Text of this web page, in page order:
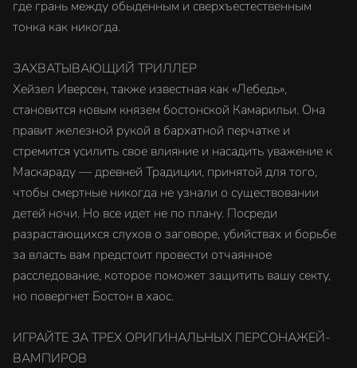
где грань между обыденным и сверхъестественным
тонка как никогда.
ЗАХВАТЫВАЮЩИЙ ТРИЛЛЕР
Хейзел Иверсен, также известная как «Лебедь»,
становится новым князем бостонской Камарильи. Она
правит железной рукой в бархатной перчатке и
стремится усилить свое влияние и насадить уважение к
Маскараду — древней Традиции, принятой для того,
чтобы смертные никогда не узнали о существовании
детей ночи. Но все идет не по плану. Посреди
разрастающихся слухов о заговоре, убийствах и борьбе
за власть вам предстоит провести отчаянное
расследование, которое поможет защитить вашу секту,
но повергнет Бостон в хаос.
ИГРАЙТЕ ЗА ТРЕХ ОРИГИНАЛЬНЫХ ПЕРСОНАЖЕЙ-
ВАМПИРОВ